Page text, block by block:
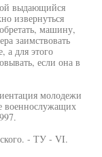
выдающийся
извернуться
машину,
заимствовать
а для этого
если она в
молодежи
военнослужащих
- ТУ - VI.